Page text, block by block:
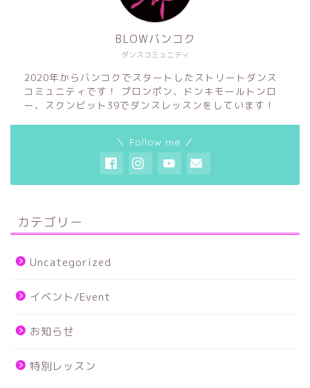
ダンスコミュニティ
BLOWバンコク
2020年からバンコクでスタートしたストリートダンス
コミュニティです！ プロンポン、ドンキモールトンロ
ー、スクンビット39でダンスレッスンをしています！
＼ Follow me ／
カテゴリー
Uncategorized
イベント/Event
お知らせ
特別レッスン